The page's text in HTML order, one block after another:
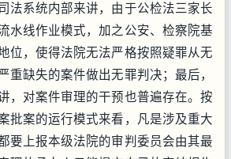
法系统内部来讲，由于公检法三家长
水线作业模式，加之公安、检察院基
位，使得法院无法严格按照疑罪从无
重缺失的案件做出无罪判决；最后，
，对案件审理的干预也普遍存在。按
批案的运行模式来看，凡是涉及重大
要上报本级法院的审判委员会由其最